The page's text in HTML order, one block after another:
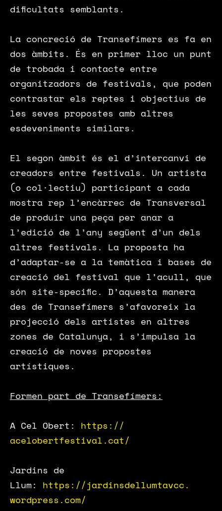
dificultats semblants.
La concreció de Transefímers es fa en
dos àmbits. És en primer lloc un punt
de trobada i contacte entre
organitzadors de festivals, que poden
contrastar els reptes i objectius de
les seves propostes amb altres
esdeveniments similars.
El segon àmbit és el d’intercanvi de
creadors entre festivals. Un artista
(o col·lectiu) participant a cada
mostra rep l’encàrrec de Transversal
de produir una peça per anar a
l’edició de l’any següent d’un dels
altres festivals. La proposta ha
d’adaptar-se a la temàtica i bases de
creació del festival que l’acull, que
són site-specific. D’aquesta manera
des de Transefímers s’afavoreix la
projecció dels artistes en altres
zones de Catalunya, i s’impulsa la
creació de noves propostes
artístiques.
Formen part de Transefímers:
A Cel Obert:
https://
acelobertfestival.cat/
Jardins de
Llum: https://jardinsdellumtavcc.
wordpress.com/